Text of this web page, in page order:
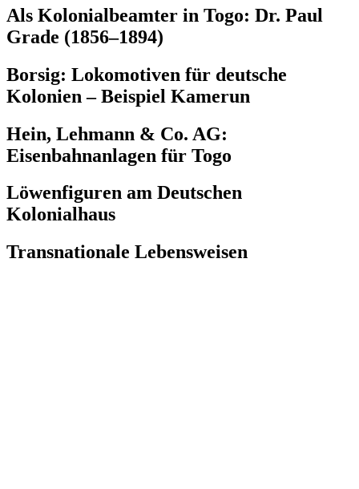
Als Kolonialbeamter in Togo: Dr. Paul
Grade (1856–1894)
Borsig: Lokomotiven für deutsche
Kolonien – Beispiel Kamerun
Hein, Lehmann & Co. AG:
Eisenbahnanlagen für Togo
Löwenfiguren am Deutschen
Kolonialhaus
Transnationale Lebensweisen